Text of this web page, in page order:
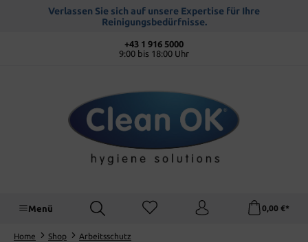
springenVerlassen Sie sich auf unsere Expertise für Ihre
Reinigungsbedürfnisse.
+43 1 916 5000
9:00 bis 18:00 Uhr
Menü 0,00 €*
Home Shop Arbeitsschutz